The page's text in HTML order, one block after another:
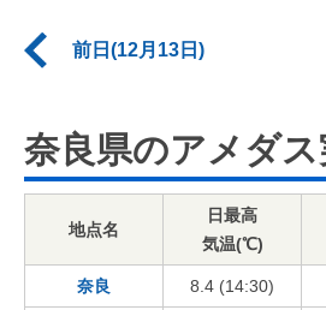
前日(12月13日)
奈良県のアメダ
地点名
日最高
気温(℃)
奈良 8.4 (14:30)